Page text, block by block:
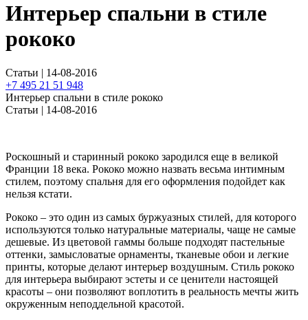
Интерьер спальни в стиле
рококо
Статьи | 14-08-2016
+7 495 21 51 948
Интерьер спальни в стиле рококо
Статьи | 14-08-2016
Роскошный и старинный рококо зародился еще в великой
Франции 18 века. Рококо можно назвать весьма интимным
стилем, поэтому спальня для его оформления подойдет как
нельзя кстати.
Рококо – это один из самых буржуазных стилей, для которого
используются только натуральные материалы, чаще не самые
дешевые. Из цветовой гаммы больше подходят пастельные
оттенки, замысловатые орнаменты, тканевые обои и легкие
принты, которые делают интерьер воздушным. Стиль рококо
для интерьера выбирают эстеты и се ценители настоящей
красоты – они позволяют воплотить в реальность мечты жить
окруженным неподдельной красотой.